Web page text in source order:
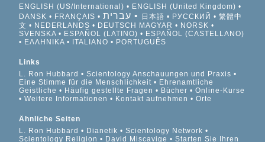
ENGLISH (US/International)
ENGLISH (United Kingdom)
DANSK
FRANÇAIS עברית 日本語 РУССКИЙ
繁體中
文
NEDERLANDS DEUTSCH MAGYAR
NORSK
SVENSKA
ESPAÑOL (LATINO)
ESPAÑOL (CASTELLANO)
ΕΛΛΗΝΙΚA
ITALIANO PORTUGUÊS
Links
L. Ron Hubbard
Scientology Anschauungen und Praxis
Eine Stimme für die Menschlichkeit
Ehrenamtliche
Geistliche
Häufig gestellte Fragen Bücher
Online-Kurse
Weitere Informationen
Kontakt aufnehmen Orte
Ähnliche Seiten
L. Ron Hubbard
Dianetik
Scientology Network
Scientology Religion
David Miscavige Starten Sie Ihren